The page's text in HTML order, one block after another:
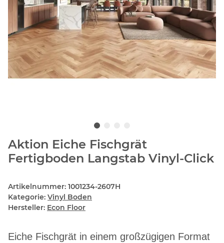
Aktion Eiche Fischgrät
Fertigboden Langstab Vinyl-Click
Artikelnummer: 1001234-2607H
Kategorie: Vinyl Boden
Hersteller: Econ Floor
Eiche Fischgrät in einem großzügigen Format